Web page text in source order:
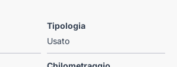
Tipologia
Usato